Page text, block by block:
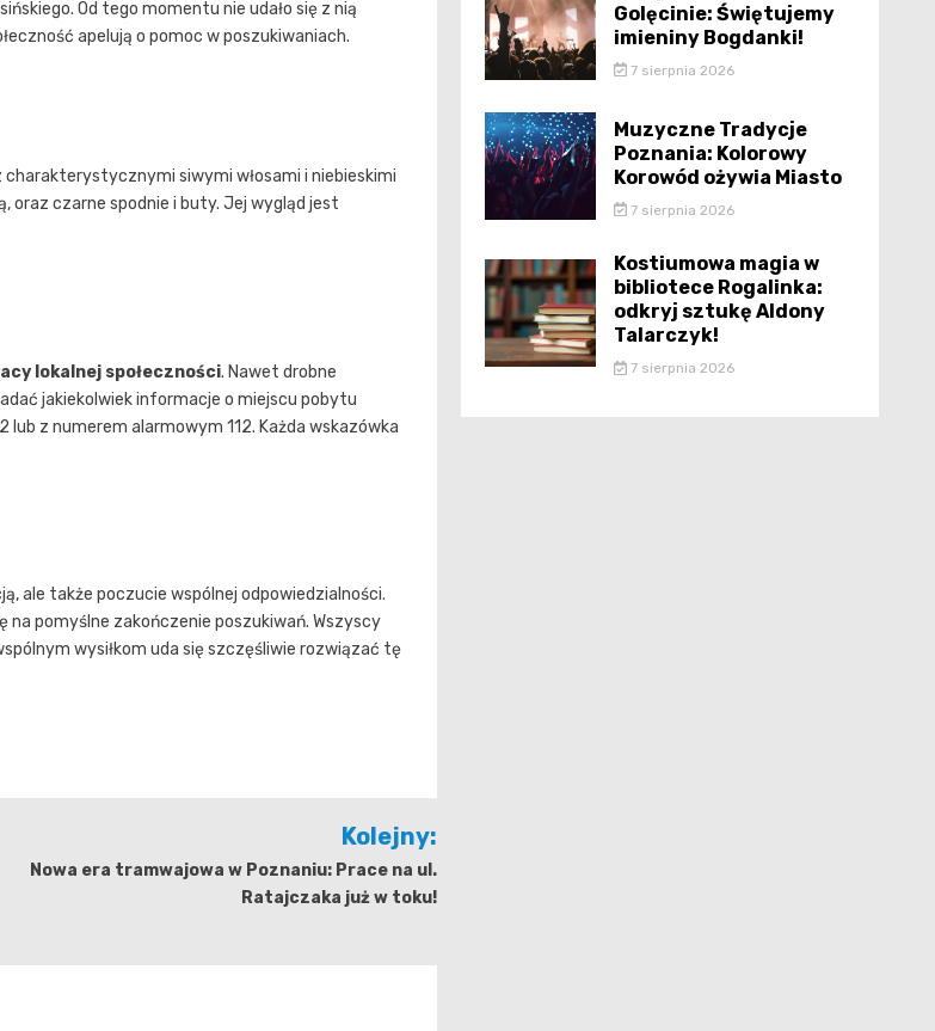
Od tego momentu nie udało się z nią
apelują o pomoc w poszukiwaniach.
charakterystycznymi siwymi włosami i niebieskimi
oraz czarne spodnie i buty. Jej wygląd jest
lokalnej społeczności. Nawet drobne
jakiekolwiek informacje o miejscu pobytu
z numerem alarmowym 112. Każda wskazówka
ale także poczucie wspólnej odpowiedzialności.
na pomyślne zakończenie poszukiwań. Wszyscy
wysiłkom uda się szczęśliwie rozwiązać tę
Kolejny:
Nowa era tramwajowa w Poznaniu: Prace na ul.
Ratajczaka już w toku!
Golęcinie: Świętujemy
imieniny Bogdanki!
7 sierpnia 2026
Muzyczne Tradycje
Poznania: Kolorowy
Korowód ożywia Miasto
7 sierpnia 2026
Kostiumowa magia w
bibliotece Rogalinka:
odkryj sztukę Aldony
Talarczyk!
7 sierpnia 2026